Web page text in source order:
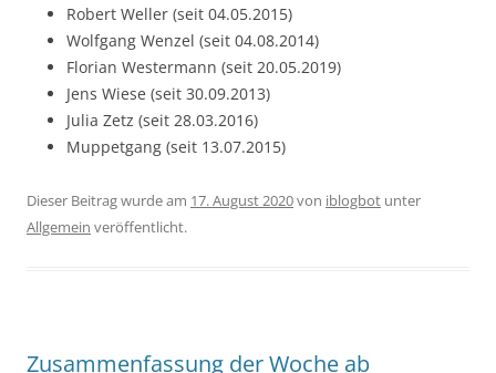
Robert Weller (seit 04.05.2015)
Wolfgang Wenzel (seit 04.08.2014)
Florian Westermann (seit 20.05.2019)
Jens Wiese (seit 30.09.2013)
Julia Zetz (seit 28.03.2016)
Muppetgang (seit 13.07.2015)
Dieser Beitrag wurde am 17. August 2020von iblogbot unter
Allgemein veröffentlicht.
Zusammenfassung der Woche ab